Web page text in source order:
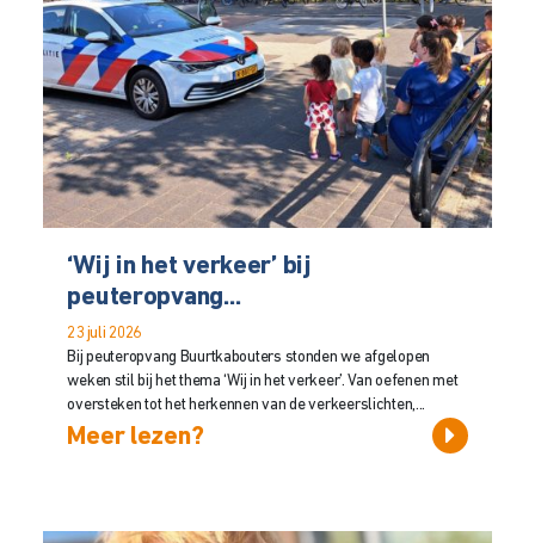
‘Wij in het verkeer’ bij
peuteropvang...
23 juli 2026
Bij peuteropvang Buurtkabouters stonden we afgelopen
weken stil bij het thema ‘Wij in het verkeer’. Van oefenen met
oversteken tot het herkennen van de verkeerslichten,...
Meer lezen?